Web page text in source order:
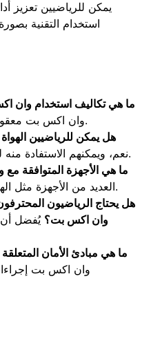
يمكن للرياضيين تعزيز
استخدام التقنية
ما هي تكاليف استخدام وان
وان اكس بت معقولة مقارنة بالفوائد التي يقدمها.
هل يمكن للرياضيين
نعم، ويمكنهم الاستفادة منه لتحسين أدائهم وتحديد أهدافهم.
ما هي الأجهزة المتوافقة
العديد من الأجهزة مثل الهواتف الذكية والساعات الذكية.
هل يحتاج الرياضيون
وان اكس بت؟ يُفضل أن
ما هي مبادئ الأمان
وان اكس بت